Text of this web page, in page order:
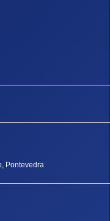
Pontevedra